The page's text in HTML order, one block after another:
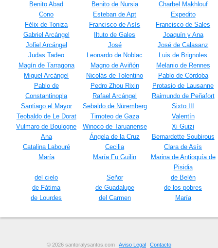
Benito Abad
Benito de Nursia
Charbel Makhlouf
Cono
Esteban de Apt
Expedito
Félix de Toniza
Francisco de Asís
Francisco de Sales
Gabriel Arcángel
Iltuto de Gales
Joaquín y Ana
Jofiel Arcángel
José
José de Calasanz
Judas Tadeo
Leonardo de Noblac
Luis de Brignoles
Magín de Tarragona
Magno de Aviñón
Melanio de Rennes
Miguel Arcángel
Nicolás de Tolentino
Pablo de Córdoba
Pablo de
Constantinopla
Pedro Zhou Rixin
Protasio de Lausanne
Rafael Arcángel
Raimundo de Peñafort
Santiago el Mayor
Sebaldo de Nüremberg
Sixto III
Teobaldo de Le Dorat
Timoteo de Gaza
Valentín
Vulmaro de Boulogne
Winoco de Taruanense
Xi Guizi
Ana
Ángela de la Cruz
Bernardette Soubirous
Catalina Labouré
Cecilia
Clara de Asís
María
María Fu Guilin
Marina de Antioquía de
Pisidia
del cielo
Señor
de Belén
de Fátima
de Guadalupe
de los pobres
de Lourdes
del Carmen María
© 2026 santoralysantos.com Aviso Legal Contacto